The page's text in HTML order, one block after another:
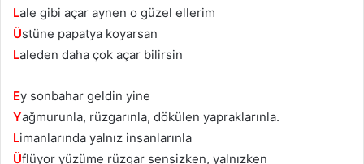
Lale gibi açar aynen o güzel ellerim
Üstüne papatya koyarsan
Laleden daha çok açar bilirsin
Ey sonbahar geldin yine
Yağmurunla, rüzgarınla, dökülen yapraklarınla.
Limanlarında yalnız insanlarınla
Üflüyor yüzüme rüzgar sensizken, yalnızken